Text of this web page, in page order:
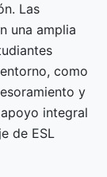
Las
una amplia
como
y
integral
de ESL